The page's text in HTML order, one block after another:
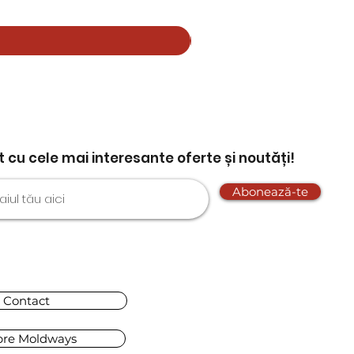
cu cele mai interesante oferte și noutăți!
Abonează-te
Contact
Moldways